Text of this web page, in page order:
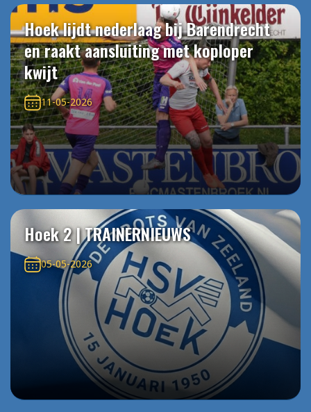
Hoek lijdt nederlaag bij Barendrecht
en raakt aansluiting met koploper
kwijt
11-05-2026
Hoek 2 | TRAINERNIEUWS
05-05-2026